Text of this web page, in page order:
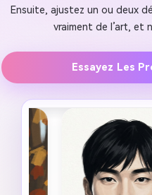
Ensuite, ajustez un ou deux
vraiment de l’art, et
Essayez Les